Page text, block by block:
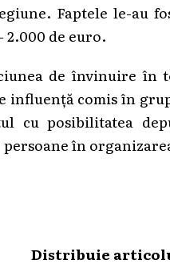
Faptele le-au
de euro.
de învinuire în
influență comis în
cu posibilitatea
în
Distribuie